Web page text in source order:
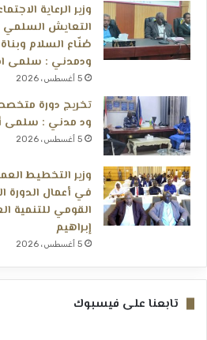
وزير الرعاية
التعايش السلمي
صُنّاع السلام
ودمدني : سلمى
5 أغسطس، 2026
تخريج دورة
ود مدني : سلمى
5 أغسطس، 2026
وزير التخطيط
في أعمال
القومي للتنمية
إبراهيم
5 أغسطس، 2026
تابعنا على فيسبوك